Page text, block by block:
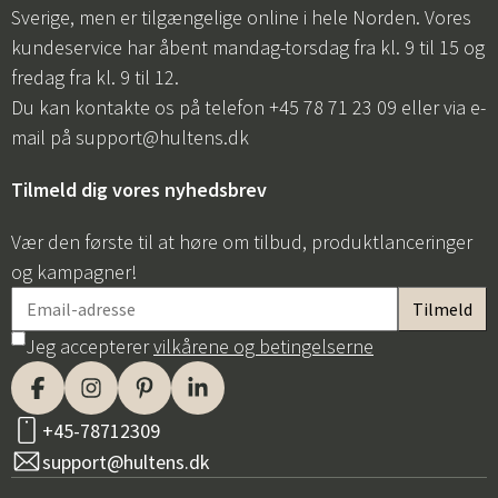
Sverige, men er tilgængelige online i hele Norden. Vores
kundeservice har åbent mandag-torsdag fra kl. 9 til 15 og
fredag fra kl. 9 til 12.
Du kan kontakte os på telefon +45 78 71 23 09 eller via e-
mail på support@hultens.dk
Tilmeld dig vores nyhedsbrev
Vær den første til at høre om tilbud, produktlanceringer
og kampagner!
Jeg accepterervilkårene og betingelserne
+45-78712309
support@hultens.dk